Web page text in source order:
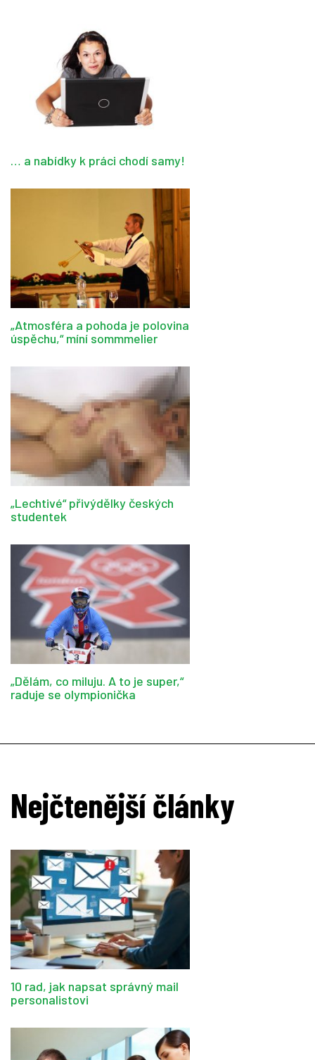
… a nabídky k práci chodí samy!
„Atmosféra a pohoda je polovina
úspěchu,“ míní sommmelier
„Lechtivé“ přivýdělky českých
studentek
„Dělám, co miluju. A to je super,“
raduje se olympionička
Nejčtenější články
10 rad, jak napsat správný mail
personalistovi